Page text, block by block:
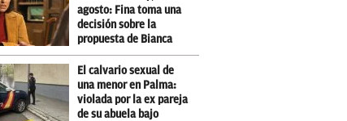
agosto: Fina toma una
decisión sobre la
propuesta de Bianca
El calvario sexual de
una menor en Palma:
violada por la ex pareja
de su abuela bajo